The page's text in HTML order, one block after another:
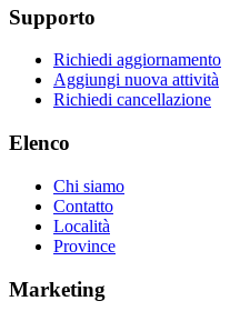
Supporto
Richiedi aggiornamento
Aggiungi nuova attività
Richiedi cancellazione
Elenco
Chi siamo
Contatto
Località
Province
Marketing